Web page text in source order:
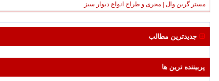
مستر گرین وال | مجری و طراح انواع دیوار سبز
جدیدترین مطالب
پربیننده ترین ها